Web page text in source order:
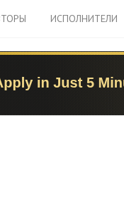
ИСПОЛНИТЕЛИ